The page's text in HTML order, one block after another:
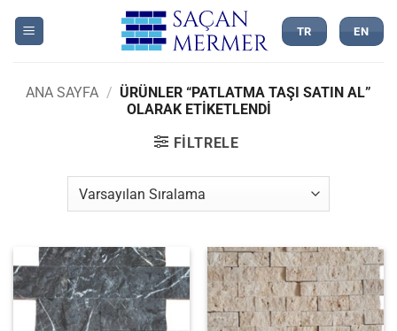
TR EN
ANA SAYFA / ÜRÜNLER “PATLATMA TAŞI SATIN AL”
OLARAK ETIKETLENDI
FILTRELE